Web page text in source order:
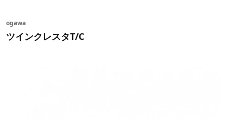
ogawa
ツインクレスタT/C